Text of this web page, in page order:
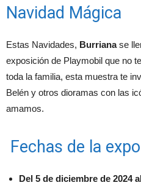
Navidad Mágica
Estas Navidades, Burrianase
exposición de Playmobil que no
toda la familia, esta muestra te
Belén y otros dioramas con las
amamos.
Fechas de la
Del 5 de diciembre de 2024